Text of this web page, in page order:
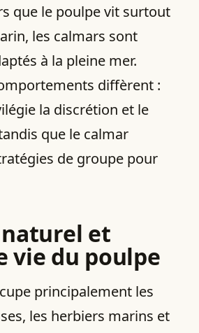
que le poulpe vit surtout
les calmars sont
à la pleine mer.
diffèrent :
la discrétion et le
que le calmar
de groupe pour
et
vie du poulpe
principalement les
les herbiers marins et